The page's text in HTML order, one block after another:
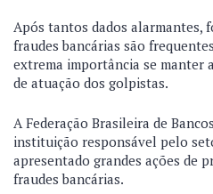
Após tantos dados alarmantes,
fraudes bancárias são
extrema importância se manter
de atuação dos golpistas.
A Federação Brasileira de
instituição responsável pelo
apresentado grandes ações de
fraudes bancárias.